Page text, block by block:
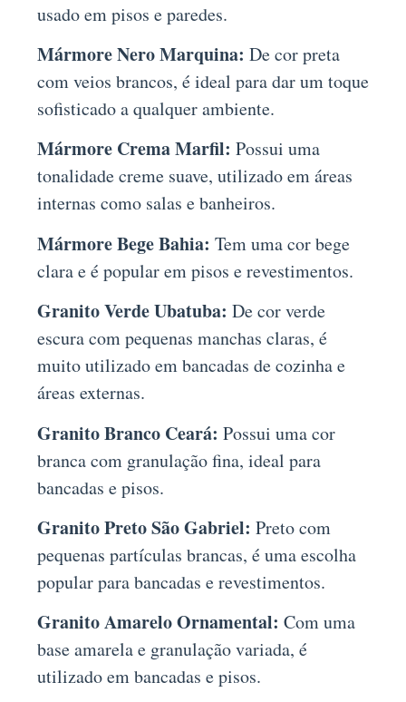
usado em pisos e paredes.
Mármore Nero Marquina: De cor preta
com veios brancos, é ideal para dar um toque
sofisticado a qualquer ambiente.
Mármore Crema Marfil: Possui uma
tonalidade creme suave, utilizado em áreas
internas como salas e banheiros.
Mármore Bege Bahia: Tem uma cor bege
clara e é popular em pisos e revestimentos.
Granito Verde Ubatuba: De cor verde
escura com pequenas manchas claras, é
muito utilizado em bancadas de cozinha e
áreas externas.
Granito Branco Ceará: Possui uma cor
branca com granulação fina, ideal para
bancadas e pisos.
Granito Preto São Gabriel: Preto com
pequenas partículas brancas, é uma escolha
popular para bancadas e revestimentos.
Granito Amarelo Ornamental: Com uma
base amarela e granulação variada, é
utilizado em bancadas e pisos.